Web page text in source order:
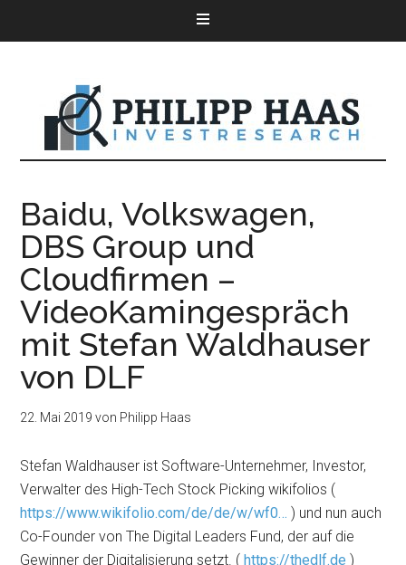
Baidu, Volkswagen,
DBS Group und
Cloudfirmen –
VideoKamingespräch
mit Stefan Waldhauser
von DLF
22. Mai 2019 von Philipp Haas
Stefan Waldhauser ist Software-Unternehmer, Investor,
Verwalter des High-Tech Stock Picking wikifolios (
https://www.wikifolio.com/de/de/w/wf0… ) und nun auch
Co-Founder von The Digital Leaders Fund, der auf die
Gewinner der Digitalisierung setzt. (https://thedlf.de )